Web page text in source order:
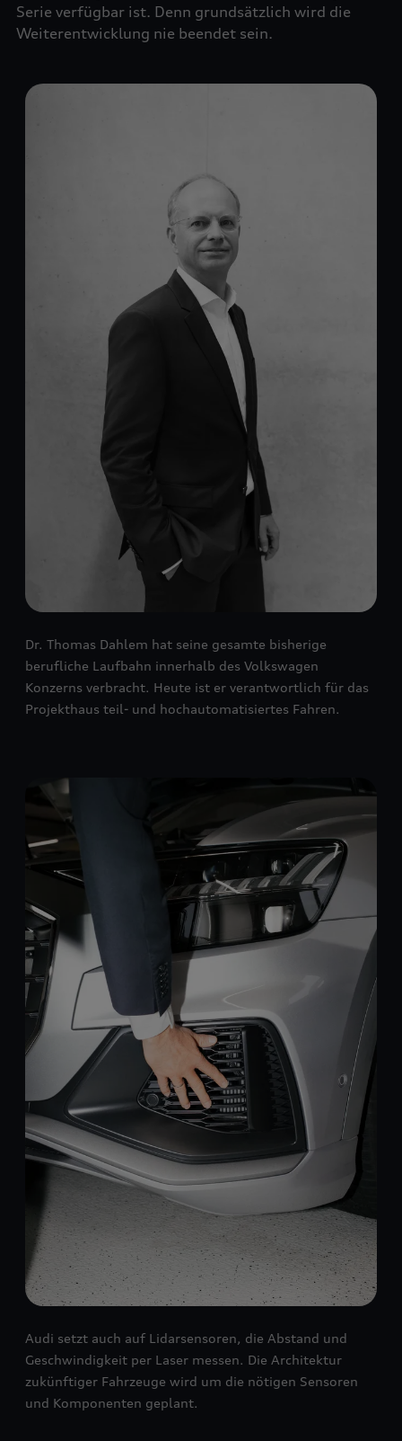
Serie verfügbar ist. Denn grundsätzlich wird die
Weiterentwicklung nie beendet sein.
Dr. Thomas Dahlem hat seine gesamte bisherige
berufliche Laufbahn innerhalb des Volkswagen
Konzerns verbracht. Heute ist er verantwortlich für das
Projekthaus teil- und hochautomatisiertes Fahren.
Audi setzt auch auf Lidarsensoren, die Abstand und
Geschwindigkeit per Laser messen. Die Architektur
zukünftiger Fahrzeuge wird um die nötigen Sensoren
und Komponenten geplant.